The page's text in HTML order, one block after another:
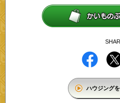
ハウジング